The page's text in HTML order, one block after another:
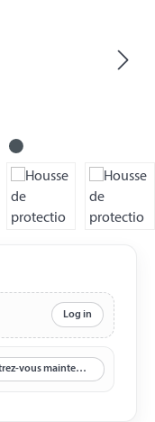
Log in
Enregistrez-vous maintenant